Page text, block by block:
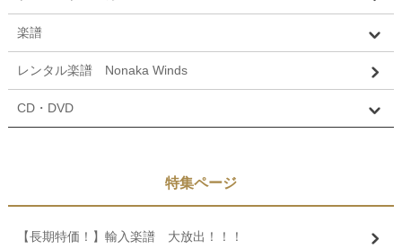
楽譜
レンタル楽譜 Nonaka Winds
CD・DVD
特集ページ
【長期特価！】輸入楽譜 大放出！！！